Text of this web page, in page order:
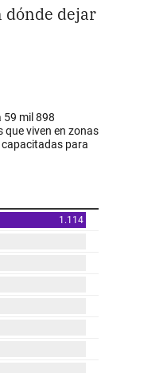
dónde dejar